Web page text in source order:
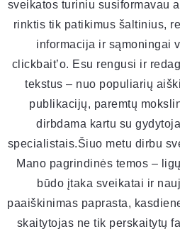
sveikatos turiniu susiformavau
rinktis tik patikimus šaltinius,
informacija ir sąmoningai
clickbait’o. Esu rengusi ir
tekstus – nuo populiarių
publikacijų, paremtų
dirbdama kartu su
specialistais.Šiuo metu dirbu
Mano pagrindinės temos –
būdo įtaka sveikatai ir
paaiškinimas paprasta,
skaitytojas ne tik perskaitytų